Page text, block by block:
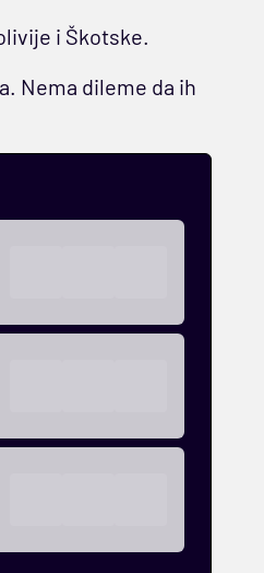
i Škotske.
Nema dileme da ih